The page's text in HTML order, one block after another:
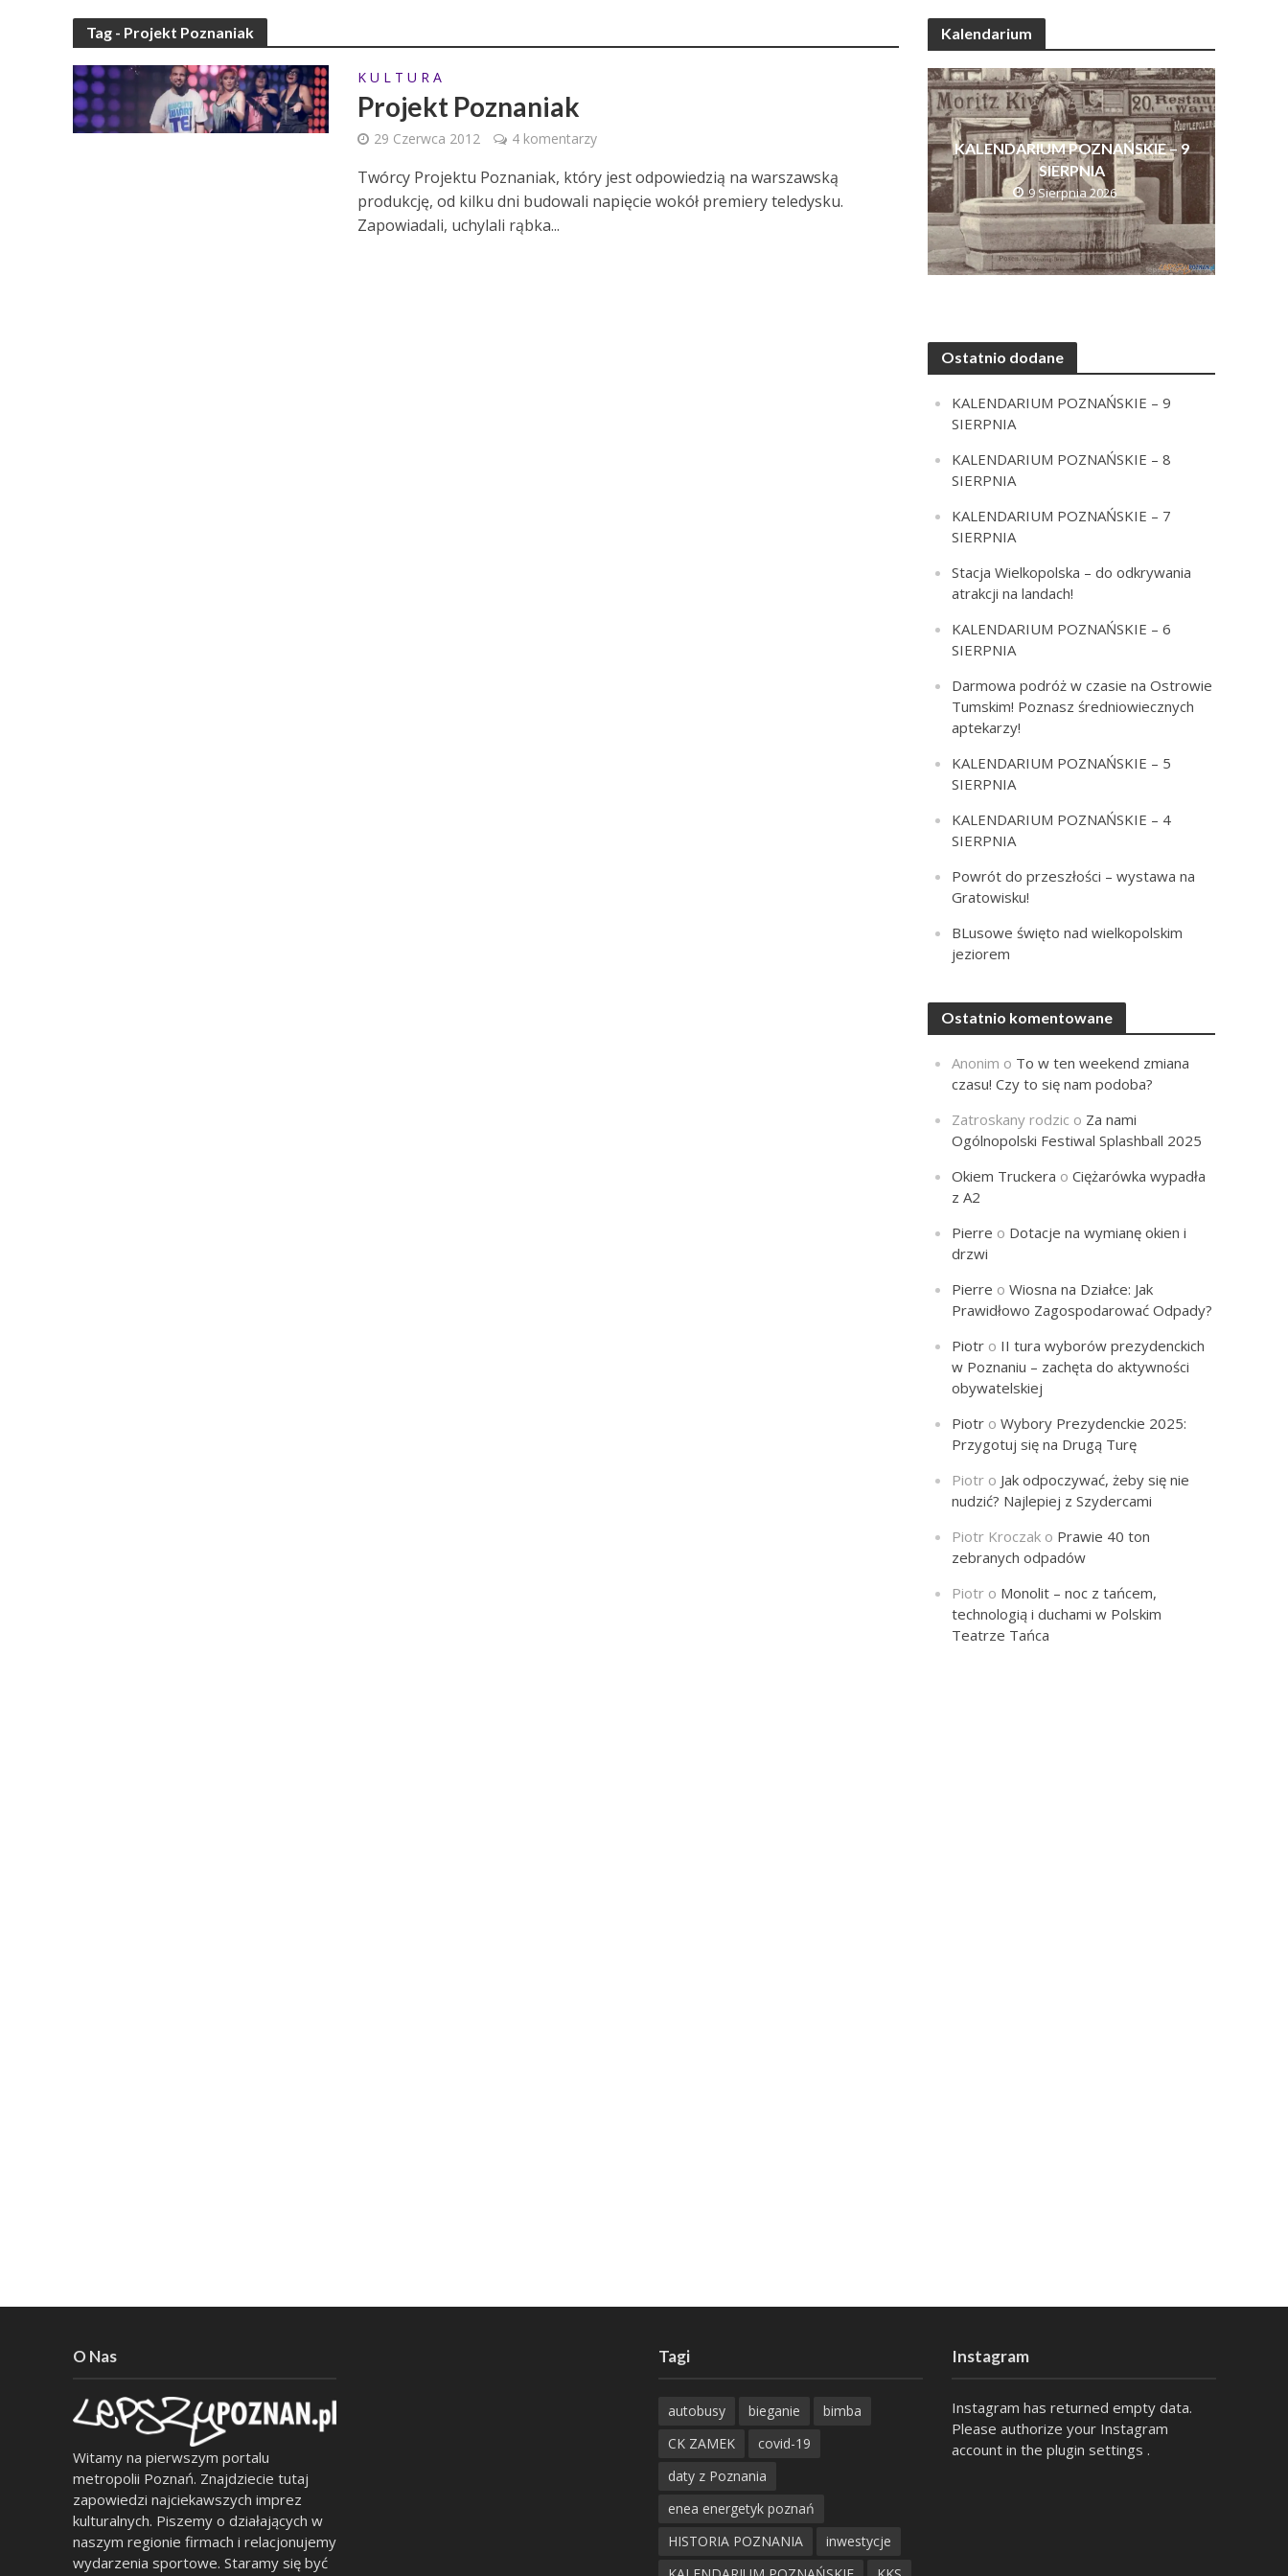
Tag - Projekt Poznaniak
K U L T U R A
Projekt Poznaniak
29 Czerwca 2012 4 komentarzy
Twórcy Projektu Poznaniak, który jest odpowiedzią na warszawską
produkcję, od kilku dni budowali napięcie wokół premiery teledysku.
Zapowiadali, uchylali rąbka...
Kalendarium
KALENDARIUM POZNAŃSKIE – 9
SIERPNIA
9 Sierpnia 2026
Ostatnio dodane
KALENDARIUM POZNAŃSKIE – 9
SIERPNIA
KALENDARIUM POZNAŃSKIE – 8
SIERPNIA
KALENDARIUM POZNAŃSKIE – 7
SIERPNIA
Stacja Wielkopolska – do odkrywania
atrakcji na landach!
KALENDARIUM POZNAŃSKIE – 6
SIERPNIA
Darmowa podróż w czasie na Ostrowie
Tumskim! Poznasz średniowiecznych
aptekarzy!
KALENDARIUM POZNAŃSKIE – 5
SIERPNIA
KALENDARIUM POZNAŃSKIE – 4
SIERPNIA
Powrót do przeszłości – wystawa na
Gratowisku!
BLusowe święto nad wielkopolskim
jeziorem
Ostatnio komentowane
Anonim o To w ten weekend zmiana
czasu! Czy to się nam podoba?
Zatroskany rodzic o Za nami
Ogólnopolski Festiwal Splashball 2025
Okiem Truckera oCiężarówka wypadła
z A2
Pierre o Dotacje na wymianę okien i
drzwi
Pierre oWiosna na Działce: Jak
Prawidłowo Zagospodarować Odpady?
Piotr o II tura wyborów prezydenckich
w Poznaniu – zachęta do aktywności
obywatelskiej
Piotr oWybory Prezydenckie 2025:
Przygotuj się na Drugą Turę
Piotr o Jak odpoczywać, żeby się nie
nudzić? Najlepiej z Szydercami
Piotr Kroczak o Prawie 40 ton
zebranych odpadów
Piotr o Monolit – noc z tańcem,
technologią i duchami w Polskim
Teatrze Tańca
O Nas
Witamy na pierwszym portalu
metropolii Poznań. Znajdziecie tutaj
zapowiedzi najciekawszych imprez
kulturalnych. Piszemy o działających w
naszym regionie firmach i relacjonujemy
wydarzenia sportowe. Staramy się być
Tagi
autobusy bieganie
bimba
CK ZAMEK
covid-19
daty z Poznania
enea energetyk poznań
HISTORIA POZNANIA
inwestycje
Instagram
Instagram has returned empty data.
Please authorize your Instagram
account in the plugin settings .